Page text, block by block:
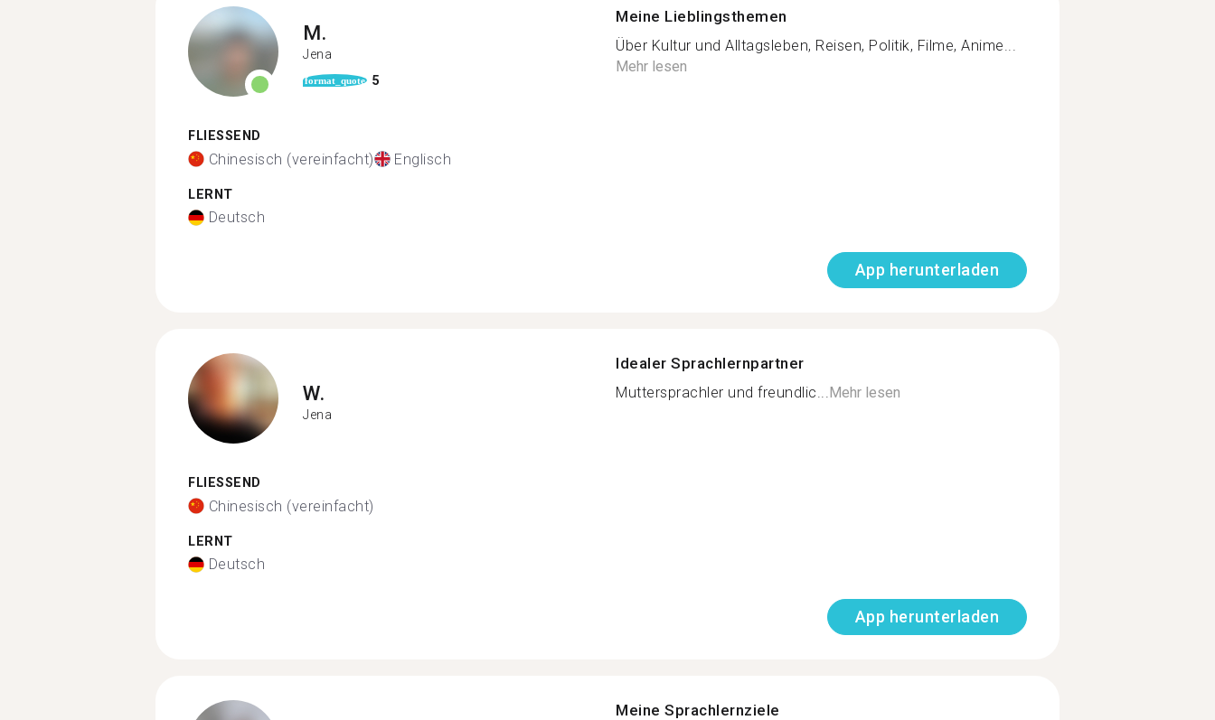
M.
Jena
format_quote 5
FLIESSEND
Chinesisch (vereinfacht) Englisch
LERNT
Deutsch
Meine Lieblingsthemen
Über Kultur und Alltagsleben, Reisen, Politik, Filme, Anime...
Mehr lesen
App herunterladen
W.
Jena
FLIESSEND
Chinesisch (vereinfacht)
LERNT
Deutsch
Idealer Sprachlernpartner
Muttersprachler und freundlic...Mehr lesen
App herunterladen
Meine Sprachlernziele